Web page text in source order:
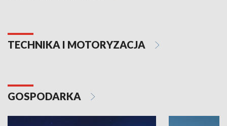
TECHNIKA I MOTORYZACJA
GOSPODARKA